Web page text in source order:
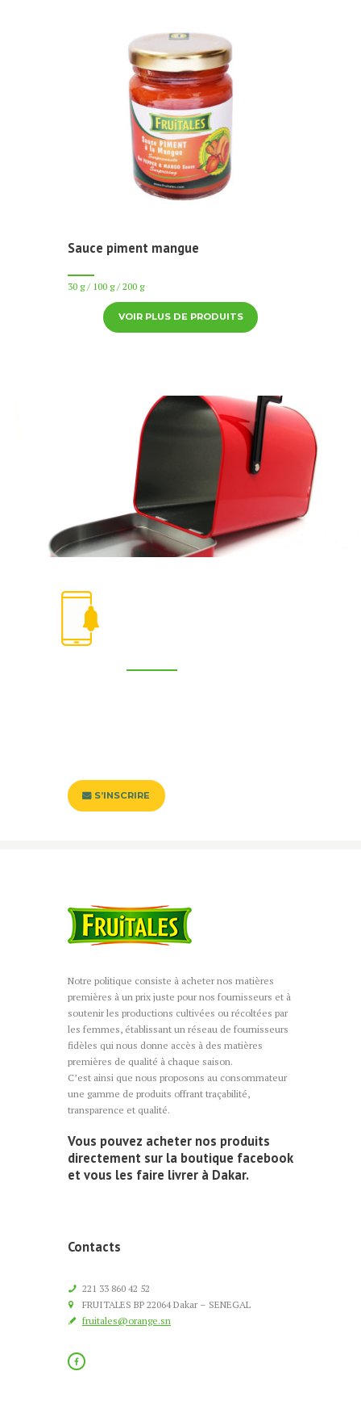
Sauce piment mangue
30 g / 100 g / 200 g
VOIR PLUS DE PRODUITS
S’INSCRIRE
Notre politique consiste à acheter nos matières
premières à un prix juste pour nos fournisseurs et à
soutenir les productions cultivées ou récoltées par
les femmes, établissant un réseau de fournisseurs
fidèles qui nous donne accès à des matières
premières de qualité à chaque saison.
C’est ainsi que nous proposons au consommateur
une gamme de produits offrant traçabilité,
transparence et qualité.
Vous pouvez acheter nos produits
directement sur la boutique facebook
et vous les faire livrer à Dakar.
Contacts
221 33 860 42 52
FRUITALES BP 22064 Dakar – SENEGAL
fruitales@orange.sn